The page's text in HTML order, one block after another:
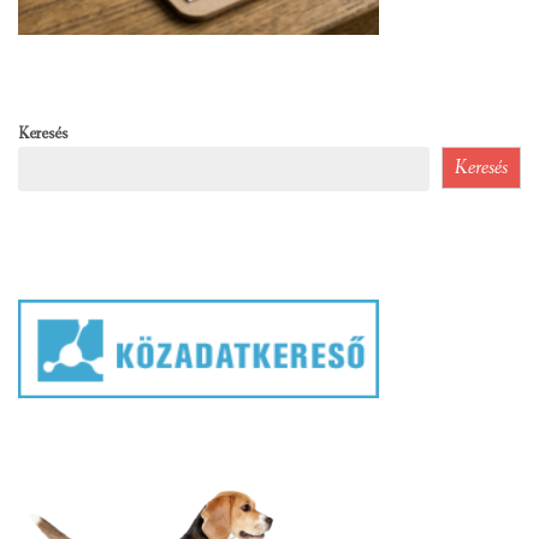
Keresés
Keresés